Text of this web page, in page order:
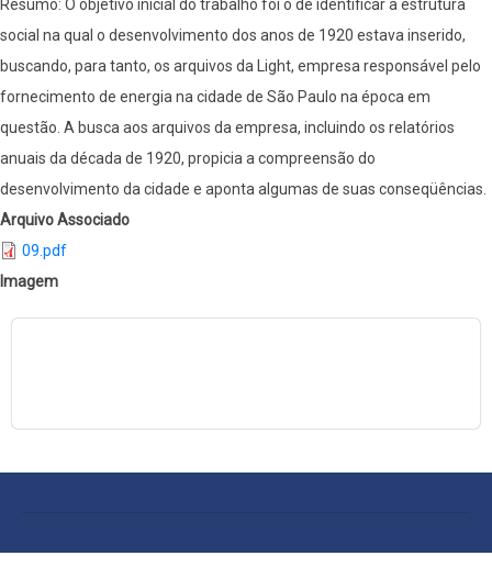
Resumo: O objetivo inicial do trabalho foi o de identificar a estrutura
social na qual o desenvolvimento dos anos de 1920 estava inserido,
buscando, para tanto, os arquivos da Light, empresa responsável pelo
fornecimento de energia na cidade de São Paulo na época em
questão. A busca aos arquivos da empresa, incluindo os relatórios
anuais da década de 1920, propicia a compreensão do
desenvolvimento da cidade e aponta algumas de suas conseqüências.
Arquivo Associado
09.pdf
Imagem